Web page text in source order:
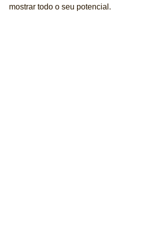
mostrar todo o seu potencial.